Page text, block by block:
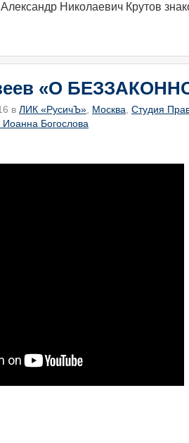
Николаевич Крутов
«О
в ЛИК «РусичЪ» Москва Студия
Иоанна Богослова